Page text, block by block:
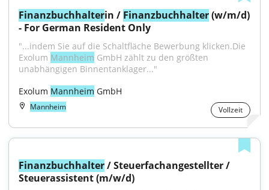
Finanzbuchhalterin / Finanzbuchhalter (w/m/d)
- For German Resident Only
"...indem Sie auf die Schaltfläche Bewerbung klicken.Die
Exolum Mannheim GmbH zählt zu den größten
unabhängigen Binnentanklager..."
Exolum Mannheim GmbH
Mannheim Vollzeit
Finanzbuchhalter / Steuerfachangestellter /
Steuerassistent (m/w/d)